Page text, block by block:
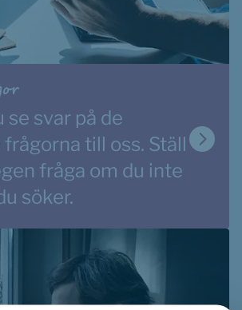
se svar på de
till oss. Ställ
fråga om du inte
söker.